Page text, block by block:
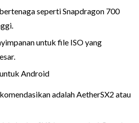
seperti Snapdragon 700
untuk file ISO yang
Android
adalah AetherSX2 atau